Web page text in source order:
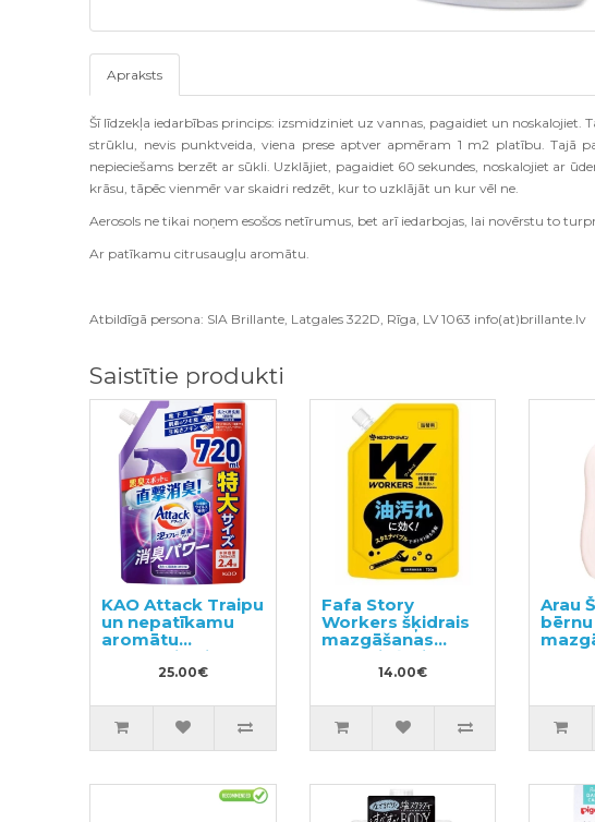
Apraksts
Šī līdzekļa iedarbības princips: izsmidziniet uz vannas, pagaidiet un noskalojiet.
strūklu, nevis punktveida, viena prese aptver apmēram 1 m2 platību. Tajā
nepieciešams berzēt ar sūkli. Uzklājiet, pagaidiet 60 sekundes, noskalojiet ar
krāsu, tāpēc vienmēr var skaidri redzēt, kur to uzklājāt un kur vēl ne.
Aerosols ne tikai noņem esošos netīrumus, bet arī iedarbojas, lai novērstu to
Ar patīkamu citrusaugļu aromātu.
Atbildīgā persona: SIA Brillante, Latgales 322D, Rīga, LV 1063 info(at)brillante.lv
Saistītie produkti
KAO Attack Traipu
un nepatīkamu
aromātu
noņēmējs pirms
mazgāšanas
25.00€
Fafa Story
Workers šķidrais
mazgāšanas
līdzeklis ļoti
netīrai veļai un
pildviela 720ml
14.00€
Arau